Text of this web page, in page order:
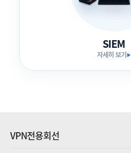
SIEM
자세히 보기▶
VPN전용회선